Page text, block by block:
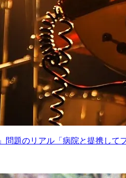
問題のリアル「病院と提携し